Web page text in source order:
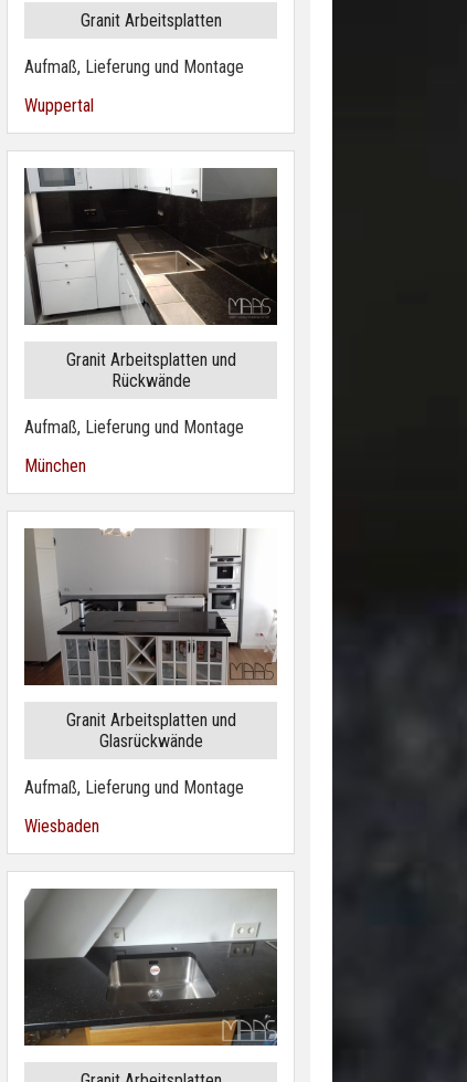
Granit Arbeitsplatten
Aufmaß, Lieferung und Montage
Wuppertal
Granit Arbeitsplatten und
Rückwände
Aufmaß, Lieferung und Montage
München
Granit Arbeitsplatten und
Glasrückwände
Aufmaß, Lieferung und Montage
Wiesbaden